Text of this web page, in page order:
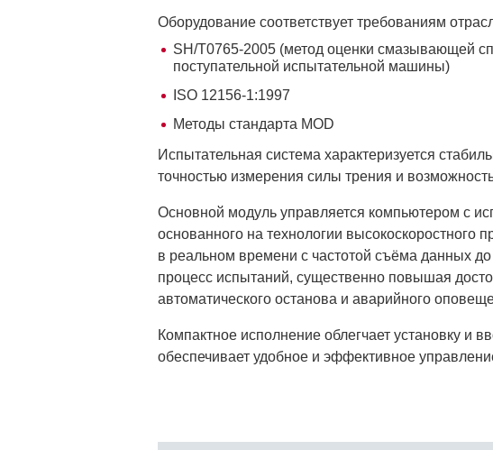
Оборудование соответствует требованиям
SH/T0765-2005 (метод оценки смазывающей
поступательной испытательной машины)
ISO 12156-1:1997
Методы стандарта MOD
Испытательная система характеризуется
точностью измерения силы трения и
Основной модуль управляется компьютером с
основанного на технологии
в реальном времени с частотой съёма данных
процесс испытаний, существенно повышая
автоматического останова и аварийного
Компактное исполнение облегчает установку и
обеспечивает удобное и эффективное